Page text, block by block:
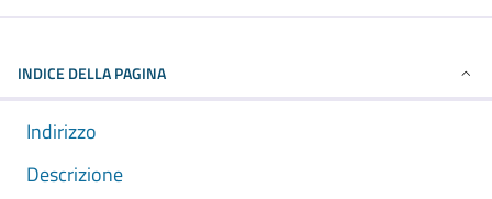
INDICE DELLA PAGINA
Indirizzo
Descrizione